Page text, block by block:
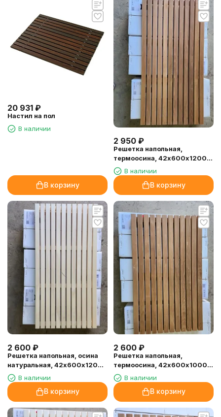
20 931 ₽
Настил на пол
В наличии
В корзину
2 950 ₽
Решетка напольная,
термоосина, 42х600х1200
мм.В наличии
В корзину
2 600 ₽
Решетка напольная, осина
натуральная, 42х600х1200
мм.В наличии
В корзину
2 600 ₽
Решетка напольная,
термоосина, 42х600х1000
мм.В наличии
В корзину